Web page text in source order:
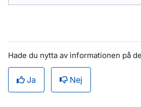
Hade du nytta av informationen på
Ja Nej